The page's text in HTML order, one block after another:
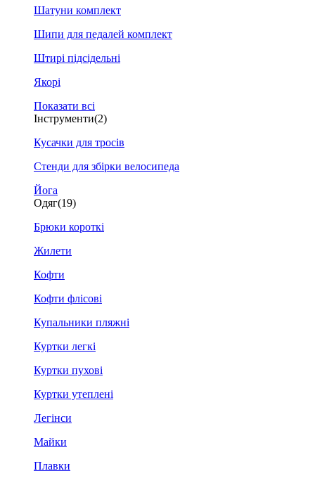
Шатуни комплект
Шипи для педалей комплект
Штирі підсідельні
Якорі
Показати всі
Інструменти(2)
Кусачки для тросів
Стенди для збірки велосипеда
Йога
Одяг(19)
Брюки короткі
Жилети
Кофти
Кофти флісові
Купальники пляжні
Куртки легкі
Куртки пухові
Куртки утеплені
Легінси
Майки
Плавки